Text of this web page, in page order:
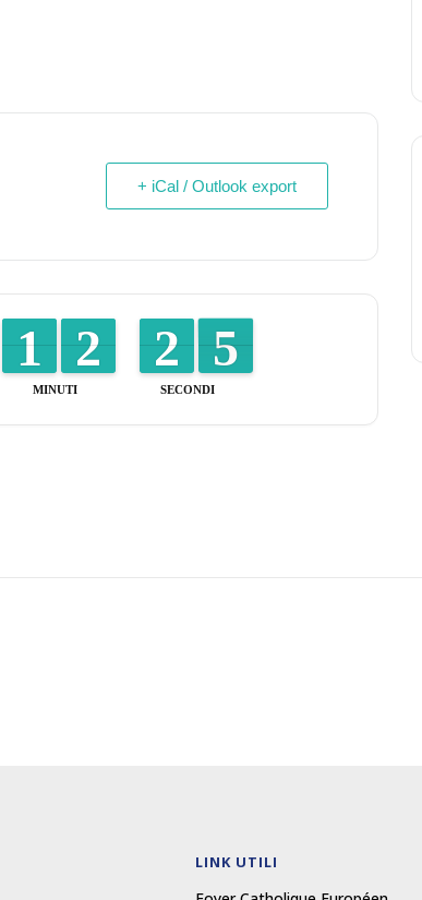
+ iCal / Outlook export
MINUTI
1
1
1
1 1
1
2
2
SECONDI
1
1
2
2 5
4
4
LINK UTILI